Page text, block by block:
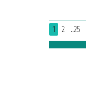
1 2 ..25